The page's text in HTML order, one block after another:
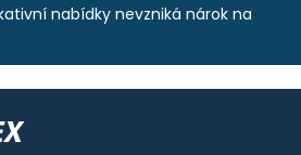
nabídky nevzniká nárok na